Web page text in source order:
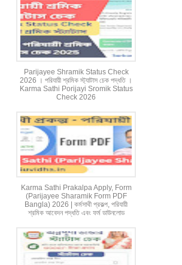
Parijayee Shramik Status Check
2026 । পরিযায়ী শ্রমিক স্ট্যাটাস চেক পদ্ধতি ।
Karma Sathi Porijayi Sromik Status
Check 2026
Karma Sathi Prakalpa Apply, Form
(Parijayee Sharamik Form PDF
Bangla) 2026 | কর্মসাথী প্রকল্প, পরিযায়ী
শ্রমিক আবেদন পদ্ধতি এবং ফর্ম ডাউনলোড